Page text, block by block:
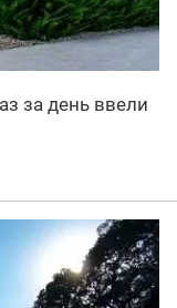
за день ввели